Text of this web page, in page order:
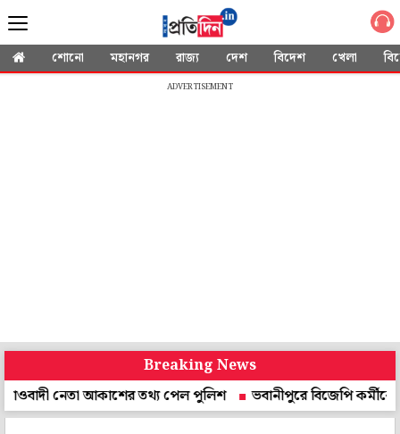
শোনো মহানগর রাজ্য দেশ বিদেশ খেলা
ADVERTISEMENT
Breaking News
নেতা আকাশের তথ্য পেল পুলিশ
ভবানীপুরে বিজেপি কর্মীকে মারধর,